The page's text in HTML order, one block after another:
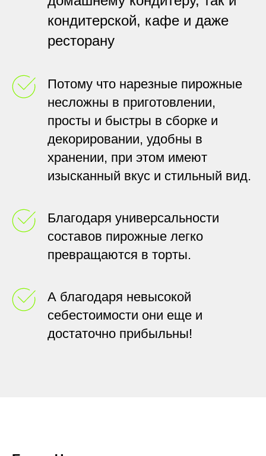
кондитерской, кафе и даже
ресторану
Потому что нарезные пирожные
несложны в приготовлении,
просты и быстры в сборке и
декорировании, удобны в
хранении, при этом имеют
изысканный вкус и стильный вид.
Благодаря универсальности
составов пирожные легко
превращаются в торты.
А благодаря невысокой
себестоимости они еще и
достаточно прибыльны!